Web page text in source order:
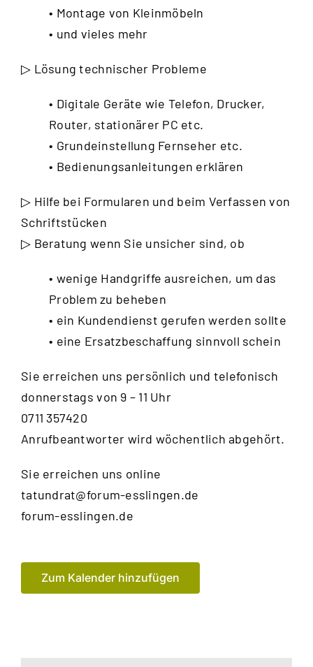
• Montage von Kleinmöbeln
• und vieles mehr
▷ Lösung technischer Probleme
• Digitale Geräte wie Telefon, Drucker,
Router, stationärer PC etc.
• Grundeinstellung Fernseher etc.
• Bedienungsanleitungen erklären
▷ Hilfe bei Formularen und beim Verfassen von
Schriftstücken
▷ Beratung wenn Sie unsicher sind, ob
• wenige Handgriffe ausreichen, um das
Problem zu beheben
• ein Kundendienst gerufen werden sollte
• eine Ersatzbeschaffung sinnvoll schein
Sie erreichen uns persönlich und telefonisch
donnerstags von 9 – 11 Uhr
0711 357420
Anrufbeantworter wird wöchentlich abgehört.
Sie erreichen uns online
tatundrat@forum-esslingen.de
forum-esslingen.de
Zum Kalender hinzufügen